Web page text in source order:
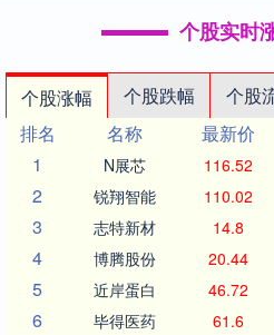
个股实时
个股涨幅 个股跌幅 个股
排名
名称 最新价
1
N展芯 116.52
2 锐翔智能 110.02
3 志特新材 14.8
4 博腾股份 20.44
5 近岸蛋白 46.72
6 毕得医药 61.6